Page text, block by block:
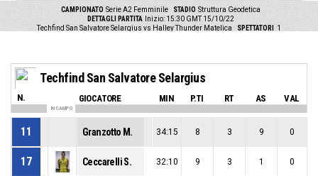
CAMPIONATO Serie A2 Femminile STADIO Struttura Geodetica
DETTAGLI PARTITA
Inizio: 15:30 GMT 15/10/22
Techfind San Salvatore Selargius vs Halley Thunder Matelica
SPETTATORI 1
Techfind San Salvatore Selargius
N. GIOCATORE MIN P.TI RT AS VAL
IN CAMPO
11 Granzotto M. 34:15 8 3 9 0
17 Ceccarelli S. 32:10 9 3 1 0